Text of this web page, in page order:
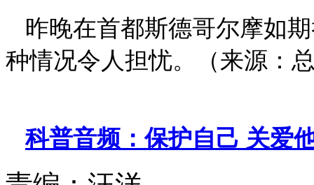
昨晚在首都斯德哥尔摩如
种情况令人担忧。（来源：
科普音频：保护自己 关爱